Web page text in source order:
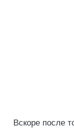
Вскоре после